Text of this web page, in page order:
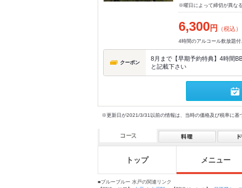
※曜日によって締切が異な
6,300円 （税込）
4時間のアルコール飲放題
クーポン
8月まで【早期予約特典】4時間
と記載下さい
※更新日が2021/3/31以前の情報は、当時の価格及び税率に基
トップ メニュー
■ブルーブルー 水戸の関連リンク